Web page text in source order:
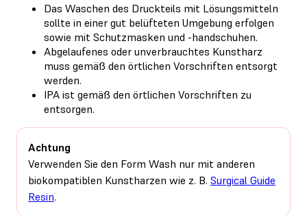
Das Waschen des Druckteils mit Lösungsmitteln
sollte in einer gut belüfteten Umgebung erfolgen
sowie mit Schutzmasken und -handschuhen.
Abgelaufenes oder unverbrauchtes Kunstharz
muss gemäß den örtlichen Vorschriften entsorgt
werden.
IPA ist gemäß den örtlichen Vorschriften zu
entsorgen.
Achtung
Verwenden Sie den Form Wash nur mit anderen
biokompatiblen Kunstharzen wie z. B. Surgical Guide
Resin.